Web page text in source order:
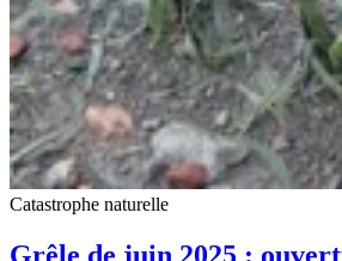
Catastrophe naturelle